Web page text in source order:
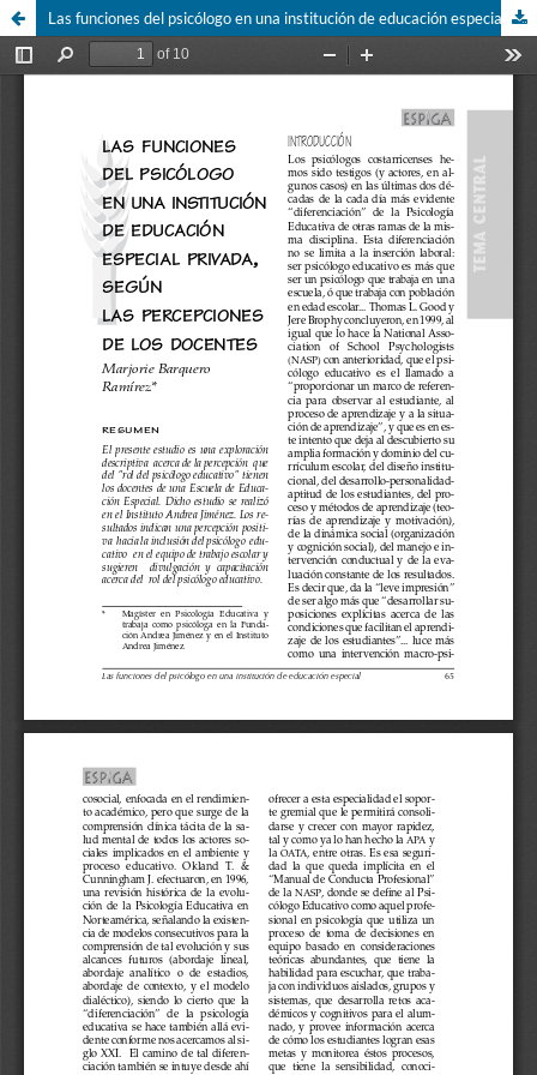
Las funciones del psicólogo en una institución de educación especial privada, según las percepciones de los docentes.